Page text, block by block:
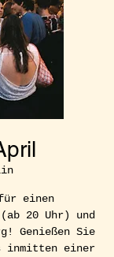
einen
20 Uhr) und
Genießen Sie
inmitten einer